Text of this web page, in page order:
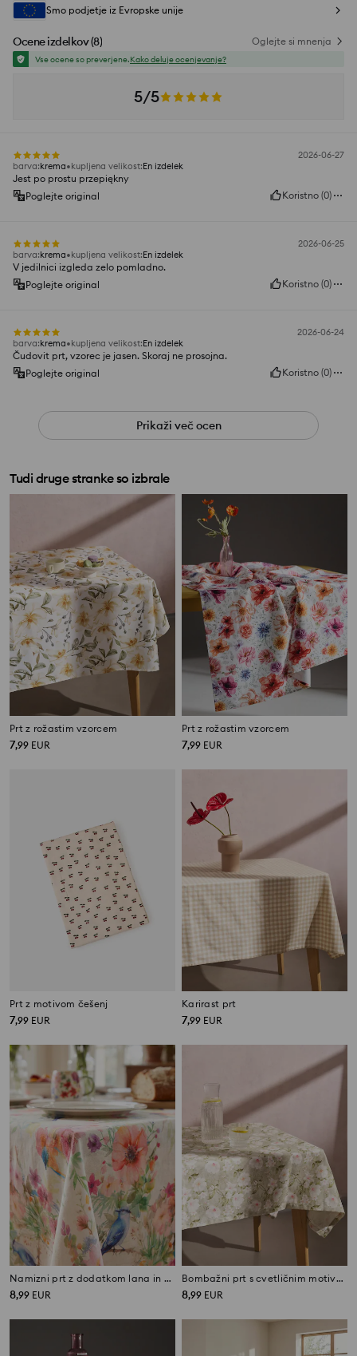
Smo podjetje iz Evropske unije
Ocene izdelkov(8) Oglejte si mnenja
Vse ocene so preverjene.Kako deluje ocenjevanje?
5/5
2026-06-27
barva:krema kupljena velikost:En izdelek
Jest po prostu przepiękny
Poglejte original
Koristno (0)
2026-06-25
barva:krema kupljena velikost:En izdelek
V jedilnici izgleda zelo pomladno.
Poglejte original
Koristno (0)
2026-06-24
barva:krema kupljena velikost:En izdelek
Čudovit prt, vzorec je jasen. Skoraj ne prosojna.
Poglejte original
Koristno (0)
Prikaži več ocen
Tudi druge stranke so izbrale
Prt z rožastim vzorcem
7,99 EUR
Prt z rožastim vzorcem
7,99 EUR
Prt z motivom češenj
7,99 EUR
Karirast prt
7,99 EUR
Namizni prt z dodatkom lana in cvetličnim motivom
8,99 EUR
Bombažni prt s cvetličnim motivom
8,99 EUR